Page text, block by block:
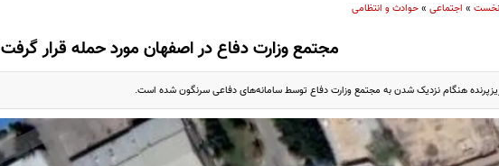
» اجتماعی»حوادث و انتظامی
مجتمع وزارت دفاع در اصفهان مورد حمله قرار گرفت
هنگام نزدیک شدن به مجتمع وزارت دفاع توسط سامانه‌های دفاعی سرنگون شده است.